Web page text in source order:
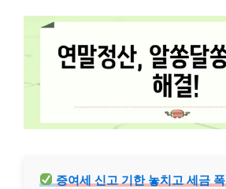
증여세 신고 기한 놓치고 세금